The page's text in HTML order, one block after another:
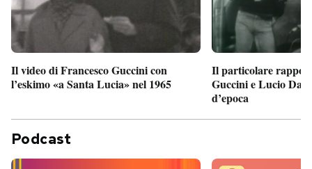
Il video di Francesco Guccini con
l’eskimo «a Santa Lucia» nel 1965
Il particolare
Guccini e Lucio
d’epoca
Podcast